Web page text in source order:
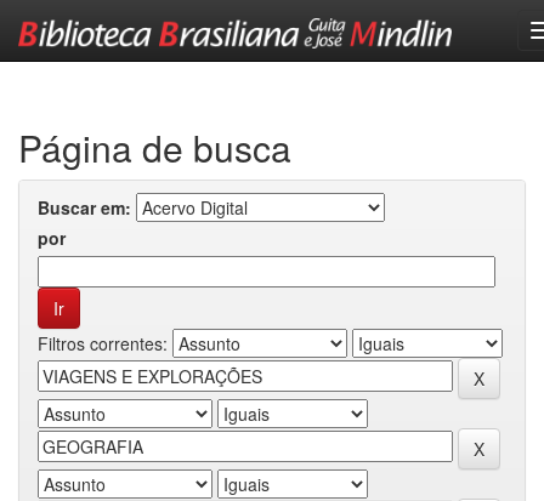
Página de busca
Buscar em:
por
Filtros correntes: